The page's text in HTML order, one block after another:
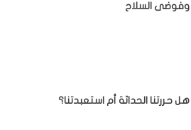
وفوضى السلاح
هل حررتنا الحداثة أم استعبدتنا؟